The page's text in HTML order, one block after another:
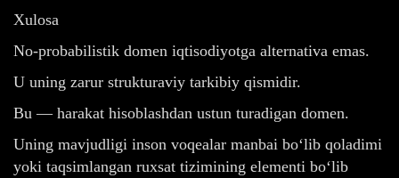
Xulosa
No-probabilistik domen iqtisodiyotga alternativa emas.
U uning zarur strukturaviy tarkibiy qismidir.
Bu — harakat hisoblashdan ustun turadigan domen.
Uning mavjudligi inson voqealar manbai bo‘lib qoladimi
yoki taqsimlangan ruxsat tizimining elementi bo‘lib